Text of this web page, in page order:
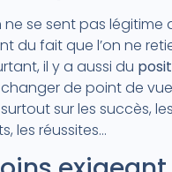
ne se sent pas légitime
du fait que l’on ne
il y a aussi du
changer de point de
sur les succès, les
les réussites…